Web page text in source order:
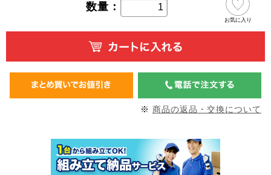
数量：
お気に入り
※ 商品の返品・交換について